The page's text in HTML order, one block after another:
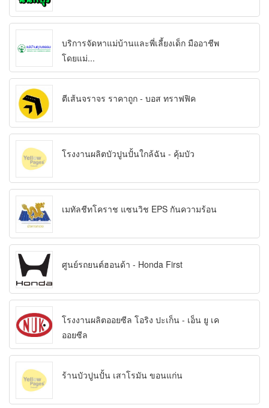
บริการจัดหาแม่บ้านและพี่เลี้ยงเด็ก มืออาชีพ
โดยแม่...
ตีเส้นจราจร ราคาถูก - บอส ทราฟฟิค
โรงงานผลิตบัวปูนปั้นใกล้ฉัน - คุ้มบัว
เมทัลชีทโคราช แซนวิช EPS กันความร้อน
ศูนย์รถยนต์ฮอนด้า - Honda First
โรงงานผลิตออยซีล โอริง ปะเก็น - เอ็น ยู เค
ออยซีล
ร้านบัวปูนปั้น เสาโรมัน ขอนแก่น